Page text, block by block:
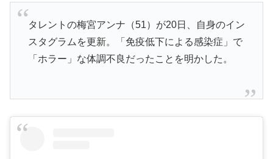
タレントの梅宮アンナ（51）が20日、自身のイン
スタグラムを更新。「免疫低下による感染症」で
「ホラー」な体調不良だったことを明かした。